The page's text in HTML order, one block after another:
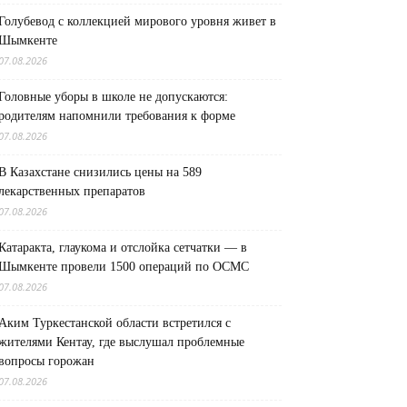
с коллекцией мирового уровня живет в
уборы в школе не допускаются:
напомнили требования к форме
Казахстане снизились цены на 589
препаратов
глаукома и отслойка сетчатки — в
провели 1500 операций по ОСМС
Туркестанской области встретился с
Кентау, где выслушал проблемные
горожан